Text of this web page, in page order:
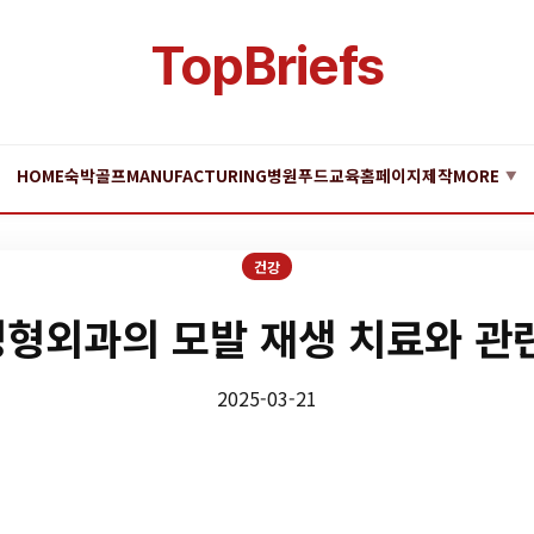
TopBriefs
HOME숙박골프MANUFACTURING병원푸드교육홈페이지제작MORE ▼
건강
외과의 모발 재생 치료와 관
2025-03-21